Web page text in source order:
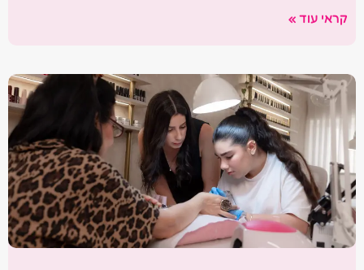
קראי עוד »